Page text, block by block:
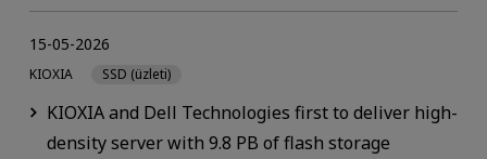
KIOXIA and Dell Technologies first to deliver high-
density server with 9.8 PB of flash storage
15-05-2026
KIOXIA SSD (üzleti)